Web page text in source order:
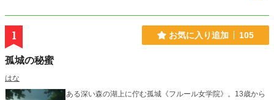
1 お気に入り追加 105
孤城の秘蜜
はな
ある深い森の湖上に佇む孤城《フルール女学院》。13歳から